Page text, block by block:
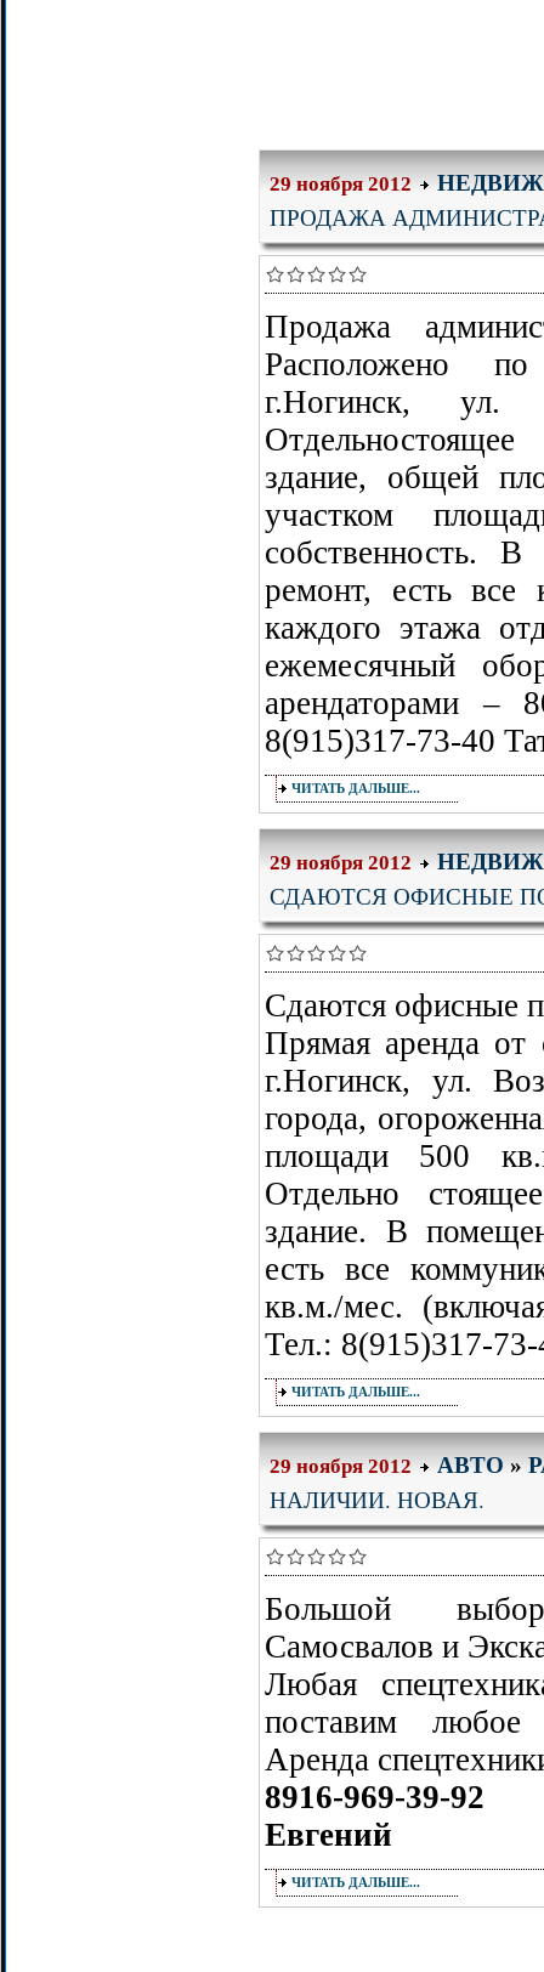
29 ноября 2012
ПРОДАЖА
Продажа
Расположено
г.Ногинск, ул.
здание, общей
участком
собственность. В
ремонт, есть все
каждого этажа
ежемесячный
арендаторами
8(915)317-73-40
ЧИТАТЬ ДАЛЬШЕ...
29 ноября 2012
СДАЮТСЯ ОФИСНЫЕ
Сдаются офисные
Прямая аренда от
г.Ногинск, ул.
города,
площади 500
Отдельно
здание. В
есть все
кв.м./мес.
Тел.: 8(915)317-73-
ЧИТАТЬ ДАЛЬШЕ...
29 ноября 2012 АВТО»
НАЛИЧИИ. НОВАЯ.
Большой
Самосвалов и
Любая
поставим любое
Аренда
8916-969-39-92
Евгений
ЧИТАТЬ ДАЛЬШЕ...